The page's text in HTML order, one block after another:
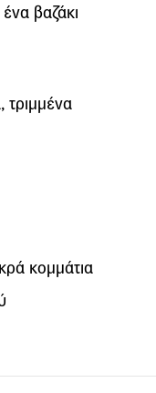
βαζάκι
κομμάτια